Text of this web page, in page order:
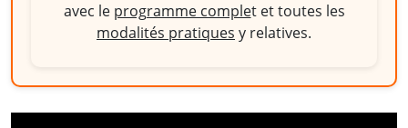
avec le programme complet et toutes les
modalités pratiques y relatives.